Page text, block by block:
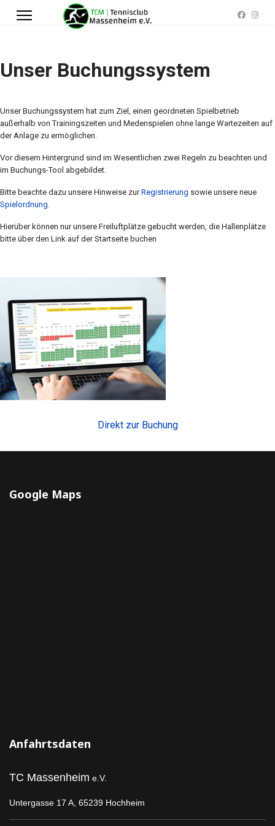
Unser Buchungssystem
Unser Buchungssystem hat zum Ziel, einen geordneten Spielbetrieb
außerhalb von Trainingszeiten und Medenspielen ohne lange Wartezeiten auf
der Anlage zu ermöglichen.
Vor diesem Hintergrund sind im Wesentlichen zwei Regeln zu beachten und
im Buchungs-Tool abgebildet.
Bitte beachte dazu unsere Hinweise zurRegistrierung sowie unsere neue
Spielordnung.
Hierüber können nur unsere Freiluftplätze gebucht werden, die Hallenplätze
bitte über den Link auf der Startseite buchen
Direkt zur Buchung
Google Maps
Anfahrtsdaten
TC Massenheim e.V.
Untergasse 17 A, 65239 Hochheim